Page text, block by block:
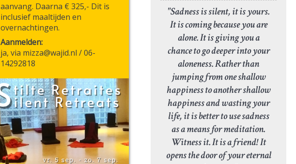
aanvang. Daarna € 325,- Dit is
inclusief maaltijden en
overnachtingen.
Aanmelden
ja, via mizza@wajid.nl / 06-
14292818
"Sadness is silent, it is yours.
It is coming because you are
alone. It is giving you a
chance to go deeper into your
aloneness. Rather than
jumping from one shallow
happiness to another shallow
happiness and wasting your
life, it is better to use sadness
as a means for meditation.
Witness it. It is a friend! It
opens the door of your eternal